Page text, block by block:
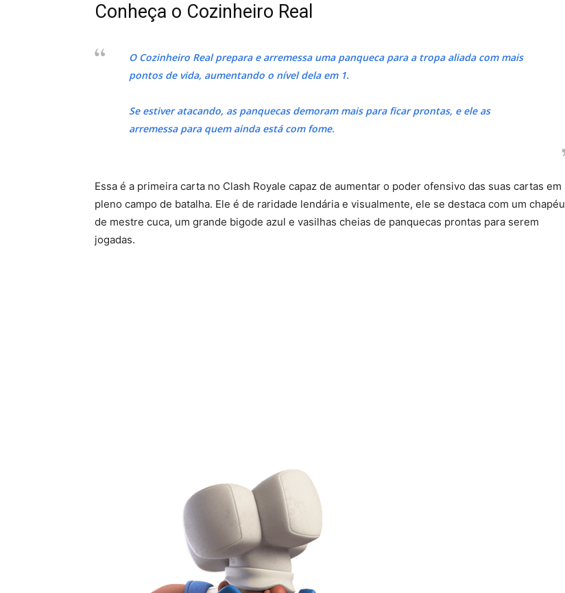
Conheça o Cozinheiro Real
O Cozinheiro Real prepara e arremessa uma panqueca para a tropa aliada com mais
pontos de vida, aumentando o nível dela em 1.
Se estiver atacando, as panquecas demoram mais para ficar prontas, e ele as
arremessa para quem ainda está com fome.
Essa é a primeira carta no Clash Royale capaz de aumentar o poder ofensivo das suas cartas em
pleno campo de batalha. Ele é de raridade lendária e visualmente, ele se destaca com um chapéu
de mestre cuca, um grande bigode azul e vasilhas cheias de panquecas prontas para serem
jogadas.